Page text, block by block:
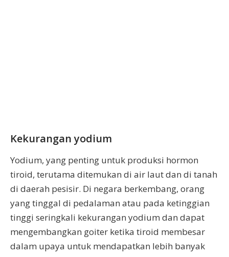
Kekurangan yodium
Yodium, yang penting untuk produksi hormon
tiroid, terutama ditemukan di air laut dan di tanah
di daerah pesisir. Di negara berkembang, orang
yang tinggal di pedalaman atau pada ketinggian
tinggi seringkali kekurangan yodium dan dapat
mengembangkan goiter ketika tiroid membesar
dalam upaya untuk mendapatkan lebih banyak